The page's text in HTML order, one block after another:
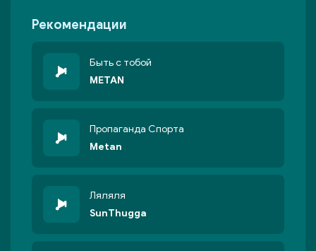
Рекомендации
Быть с тобой
METAN
Пропаганда Спорта
Metan
Ляляля
SunThugga